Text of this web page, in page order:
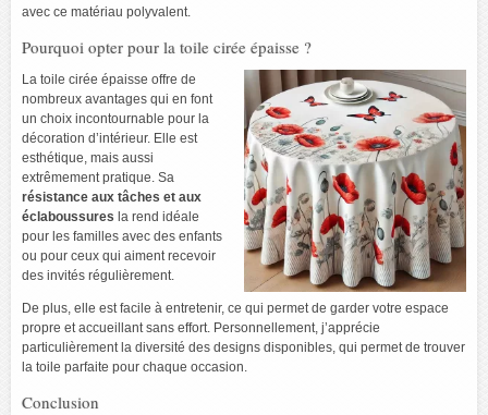
avec ce matériau polyvalent.
Pourquoi opter pour la toile cirée épaisse ?
La toile cirée épaisse offre de
nombreux avantages qui en font
un choix incontournable pour la
décoration d’intérieur. Elle est
esthétique, mais aussi
extrêmement pratique. Sa
résistance aux tâches et aux
éclaboussures la rend idéale
pour les familles avec des enfants
ou pour ceux qui aiment recevoir
des invités régulièrement.
De plus, elle est facile à entretenir, ce qui permet de garder votre espace
propre et accueillant sans effort. Personnellement, j’apprécie
particulièrement la diversité des designs disponibles, qui permet de trouver
la toile parfaite pour chaque occasion.
Conclusion